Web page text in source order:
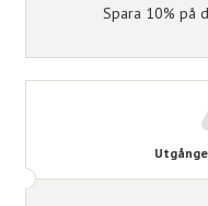
Spara 10% på